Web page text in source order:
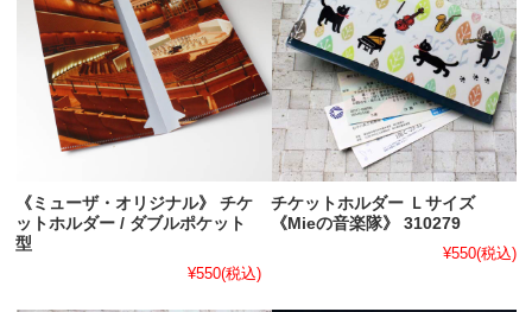
《ミューザ・オリジナル》 チケ
ットホルダー / ダブルポケット
型
¥550(税込)
チケットホルダー Ｌサイズ
《Mieの音楽隊》 310279
¥550(税込)